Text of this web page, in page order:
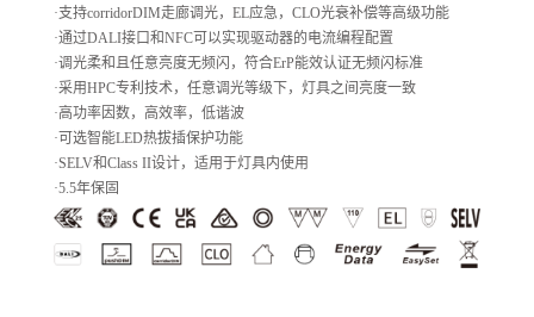
·支持corridorDIM走廊调光，EL应急，CLO光衰补偿等高级功能
·通过DALI接口和NFC可以实现驱动器的电流编程配置
·调光柔和且任意亮度无频闪，符合ErP能效认证无频闪标准
·采用HPC专利技术，任意调光等级下，灯具之间亮度一致
·高功率因数，高效率，低谐波
·可选智能LED热拔插保护功能
·SELV和Class II设计，适用于灯具内使用
·5.5年保固